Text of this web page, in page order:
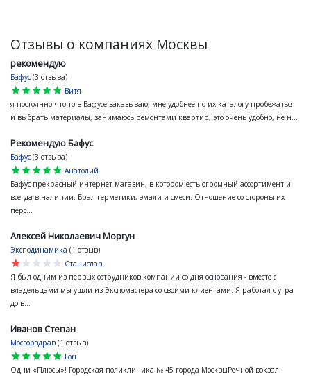
Отзывы о компаниях Москвы
рекомендую
Бафус (3 отзыва)
star
star
star
star
star
Витя
я постоянно что-то в Бафусе заказываю, мне удобнее по их каталогу пробежаться
и выбрать материалы, занимаюсь ремонтами квартир, это очень удобно, не н...
Рекомендую Бафус
Бафус (3 отзыва)
star
star
star
star
star
Анатолий
Бафус прекрасный интернет магазин, в котором есть огромный ассортимент и
всегда в наличии. Брал герметики, эмали и смеси. Отношение со стороны их
перс...
Алексей Николаевич Моргун
Эксподинамика (1 отзыв)
star
star
star
star
star
Станислав
Я был одним из первых сотрудников компании со дня основания - вместе с
владельцами мы ушли из Экспомастера со своими клиентами. Я работал с утра
до в...
Иванов Степан
Мосгорздрав (1 отзыв)
star
star
star
star
star
Lori
Одни «Плюсы»! Городская поликлиника № 45 города МосквыРечной вокзал: